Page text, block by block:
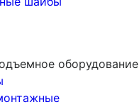
оборудование